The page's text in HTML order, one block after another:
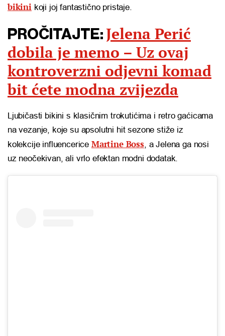
bikini koji joj fantastično pristaje.
PROČITAJTE: Jelena Perić
dobila je memo – Uz ovaj
kontroverzni odjevni komad
bit ćete modna zvijezda
Ljubičasti bikini s klasičnim trokutićima i retro gaćicama
na vezanje, koje su apsolutni hit sezone stiže iz
kolekcije influencerice Martine Boss, a Jelena ga nosi
uz neočekivan, ali vrlo efektan modni dodatak.